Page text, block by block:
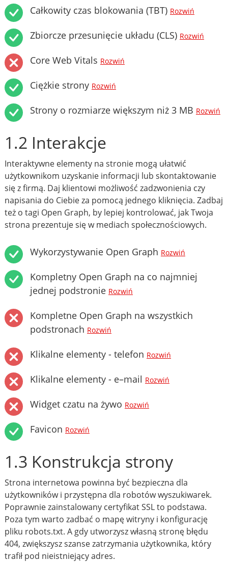
Całkowity czas blokowania (TBT) Rozwiń
Zbiorcze przesunięcie układu (CLS) Rozwiń
Core Web Vitals Rozwiń
Ciężkie strony Rozwiń
Strony o rozmiarze większym niż 3 MB Rozwiń
1.2 Interakcje
Interaktywne elementy na stronie mogą ułatwić
użytkownikom uzyskanie informacji lub skontaktowanie
się z firmą. Daj klientowi możliwość zadzwonienia czy
napisania do Ciebie za pomocą jednego kliknięcia. Zadbaj
też o tagi Open Graph, by lepiej kontrolować, jak Twoja
strona prezentuje się w mediach społecznościowych.
Wykorzystywanie Open Graph Rozwiń
Kompletny Open Graph na co najmniej
jednej podstronie Rozwiń
Kompletne Open Graph na wszystkich
podstronach Rozwiń
Klikalne elementy - telefon Rozwiń
Klikalne elementy - e–mail Rozwiń
Widget czatu na żywo Rozwiń
Favicon Rozwiń
1.3 Konstrukcja strony
Strona internetowa powinna być bezpieczna dla
użytkowników i przystępna dla robotów wyszukiwarek.
Poprawnie zainstalowany certyfikat SSL to podstawa.
Poza tym warto zadbać o mapę witryny i konfigurację
pliku robots.txt. A gdy utworzysz własną stronę błędu
404, zwiększysz szanse zatrzymania użytkownika, który
trafił pod nieistniejący adres.